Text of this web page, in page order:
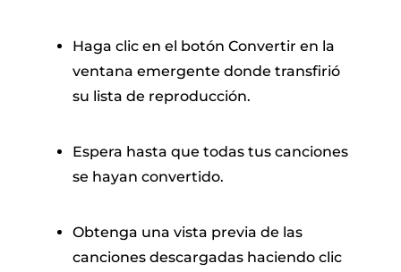
Haga clic en el botón Convertir en la
ventana emergente donde transfirió
su lista de reproducción.
Espera hasta que todas tus canciones
se hayan convertido.
Obtenga una vista previa de las
canciones descargadas haciendo clic